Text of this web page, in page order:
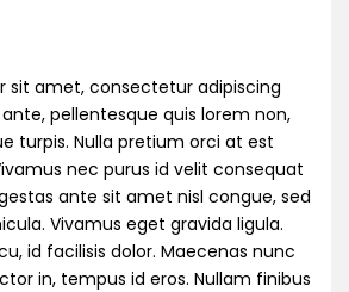
sit amet, consectetur adipiscing
pellentesque quis lorem non,
turpis. Nulla pretium orci at est
nec purus id velit consequat
ante sit amet nisl congue, sed
Vivamus eget gravida ligula.
id facilisis dolor. Maecenas nunc
in, tempus id eros. Nullam finibus